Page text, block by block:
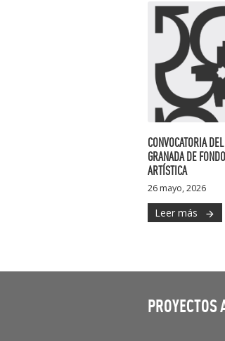
CONVOCATORIA
GRANADA DE
ARTÍSTICA
26 mayo, 2026
Leer más arrow_forward
PROYECTOS